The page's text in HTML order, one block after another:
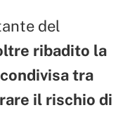
del
ribadito la
tra
il rischio di